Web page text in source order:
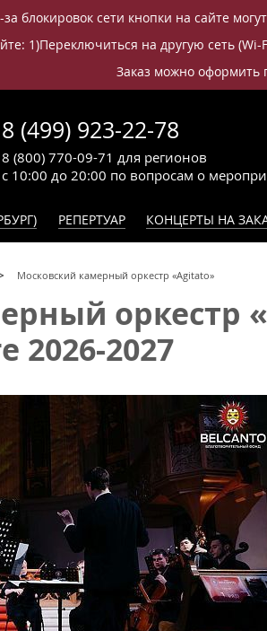
за блокировок сети кнопки на сайте
1)Переключиться на другую сеть
Заказ можно оформить
8 (499) 923-22-78
с 10:00 до 20:00 по вопросам о
8 (800) 770-09-71 для регионов
РЕПЕРТУАР КОНЦЕРТЫ НА
Московский камерный оркестр «Agitato»
оркестр
2026-2027